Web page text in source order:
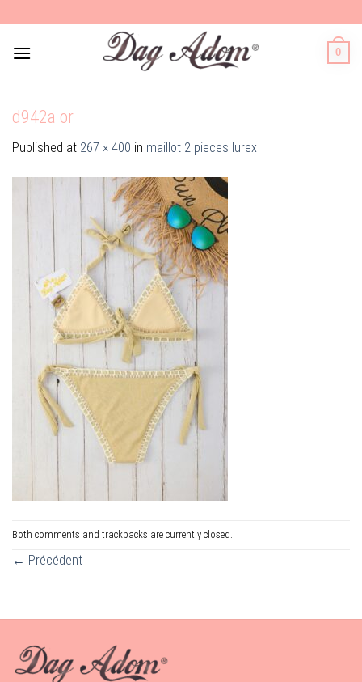
to
content
0
d942a or
Published at 267 × 400 in maillot 2 pieces lurex
Both comments and trackbacks are currently closed.
← Précédent